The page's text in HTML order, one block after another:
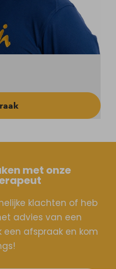
met onze
klachten of heb
advies van een
een afspraak en kom